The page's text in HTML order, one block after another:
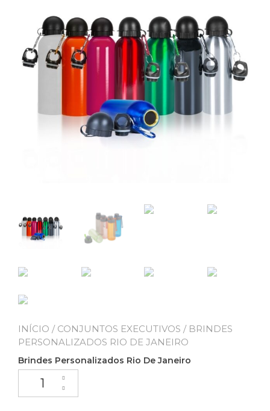
INÍCIO / CONJUNTOS EXECUTIVOS / BRINDES
PERSONALIZADOS RIO DE JANEIRO
Brindes Personalizados Rio De Janeiro